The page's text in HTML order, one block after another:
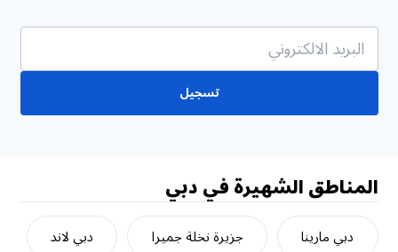
تسجيل
المناطق الشهيرة في دبي
دبي مارينا جزيرة نخلة جميرا دبي لاند